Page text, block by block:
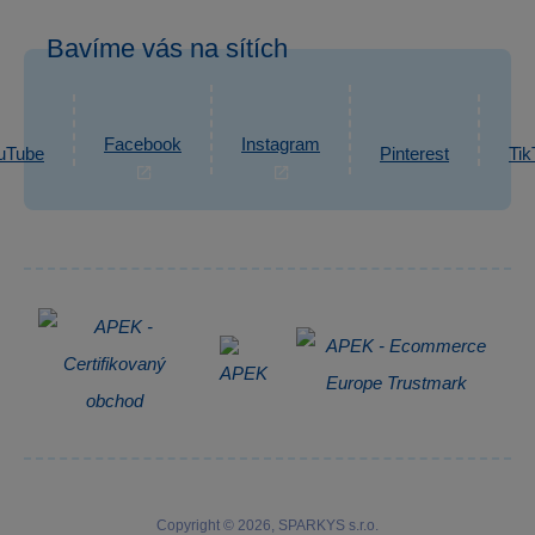
Reklamace
Informace o zpracování osobních údajů
eshop@sparkys.cz
Napsat zprávu
Bavíme vás na sítích
Facebook Instagram Pinterest
Copyright © 2026, SPARKYS s.r.o.